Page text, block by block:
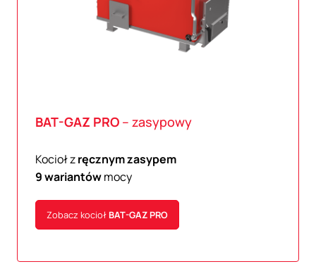
BAT-GAZ PRO – zasypowy
Kocioł zręcznym zasypem
9 wariantówmocy
Zobacz kociołBAT-GAZPRO